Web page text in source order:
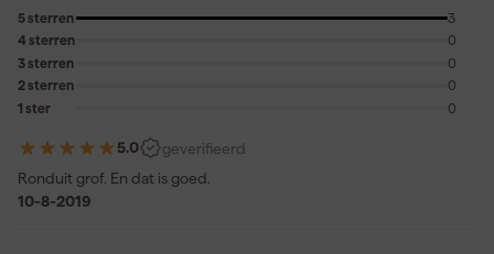
5 sterren
3
4 sterren
0
3 sterren
0
2 sterren
0
1 ster
0
5.0
geverifieerd
Ronduit grof. En dat is goed.
10-8-2019